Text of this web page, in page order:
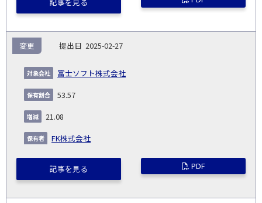
2025-02-27
富士ソフト株式会社
変更
53.57
21.08
FK株式会社
記事を見る PDF